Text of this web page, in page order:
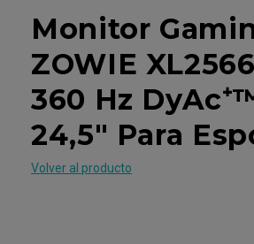
Monitor
ZOWIE
360 Hz
24,5" Para
Volver al producto